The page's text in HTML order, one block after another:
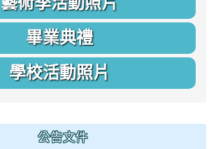
畢業典禮
學校活動照片
公告文件